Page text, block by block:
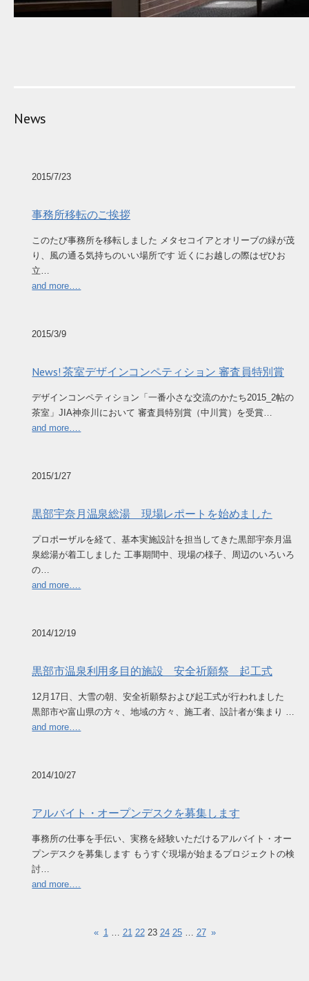
News
2015/7/23
事務所移転のご挨拶
このたび事務所を移転しました メタセコイアとオリーブの緑が茂
り、風の通る気持ちのいい場所です 近くにお越しの際はぜひお
立…
and more….
2015/3/9
News! 茶室デザインコンペティション 審査員特別賞
デザインコンペティション「一番小さな交流のかたち2015_2帖の
茶室」JIA神奈川において 審査員特別賞（中川賞）を受賞…
and more….
2015/1/27
黒部宇奈月温泉総湯 現場レポートを始めました
プロポーザルを経て、基本実施設計を担当してきた黒部宇奈月温
泉総湯が着工しました 工事期間中、現場の様子、周辺のいろいろ
の…
and more….
2014/12/19
黒部市温泉利用多目的施設 安全祈願祭 起工式
12月17日、大雪の朝、安全祈願祭および起工式が行われました
黒部市や富山県の方々、地域の方々、施工者、設計者が集まり …
and more….
2014/10/27
アルバイト・オープンデスクを募集します
事務所の仕事を手伝い、実務を経験いただけるアルバイト・オー
プンデスクを募集します もうすぐ現場が始まるプロジェクトの検
討…
and more….
« 1 … 21 22 23 24 25 … 27 »